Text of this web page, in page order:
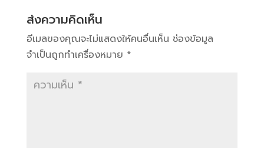
ส่งความคิดเห็น
อีเมลของคุณจะไม่แสดงให้คนอื่นเห็น ช่องข้อมูล
จำเป็นถูกทำเครื่องหมาย *